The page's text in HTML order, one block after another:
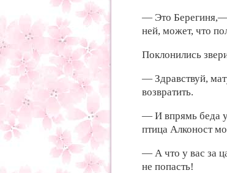
— Это
ней, может, что
Поклонились
— Здравствуй,
возвратить.
— И впрямь беда
птица Алконост
— А что у вас за
не попасть!